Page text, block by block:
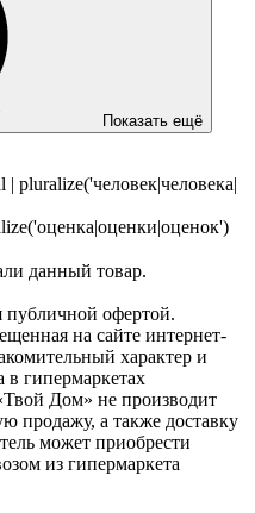
Показать ещё
pluralize('человек|человека|
данный товар.
публичной офертой.
на сайте интернет-
характер и
в гипермаркетах
Дом» не производит
продажу, а также доставку
может приобрести
из гипермаркета